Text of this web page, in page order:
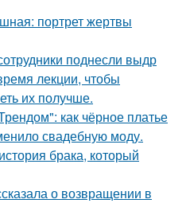
портрет жертвы
поднесли выдр
лекции, чтобы
их получше.
как чёрное платье
свадебную моду.
брака, который
о возвращении в